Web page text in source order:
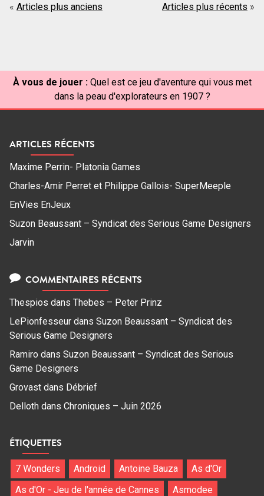
Navigation
Articles plus anciens Articles plus récents
À vous de jouer : Quel est ce jeu d'aventure qui vous met
dans la peau d'explorateurs en 1907 ?
ARTICLES RÉCENTS
Maxime Perrin- Platonia Games
Charles-Amir Perret et Philippe Gallois- SuperMeeple
EnVies EnJeux
Suzon Beaussant – Syndicat des Serious Game Designers
Jarvin
COMMENTAIRES RÉCENTS
Thespios dans Thebes – Peter Prinz
LePionfesseur dans Suzon Beaussant – Syndicat des
Serious Game Designers
Ramiro dans Suzon Beaussant – Syndicat des Serious
Game Designers
Grovast dans Débrief
Delloth dans Chroniques – Juin 2026
ÉTIQUETTES
7 Wonders Android Antoine Bauza
As d'Or
As d'Or - Jeu de l'année de Cannes
Asmodee